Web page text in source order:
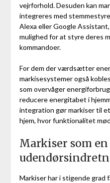
vejrforhold. Desuden kan
integreres med
Alexa eller Google
mulighed for at styre deres
kommandoer.
For dem der værdsætter
markisesystemer også
som overvåger
reducere energitabet i
integration gør markiser til
hjem, hvor funktionalitet
Markiser som
Markiser har i stigende